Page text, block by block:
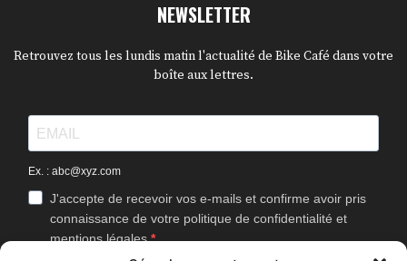
NEWSLETTER
Retrouvez tous les lundis matin l'actualité de Bike Café dans votre
boîte aux lettres.
Ex. : abc@xyz.com
J'accepte de recevoir vos e-mails et confirme avoir pris
connaissance de votre politique de confidentialité et
mentions légales.